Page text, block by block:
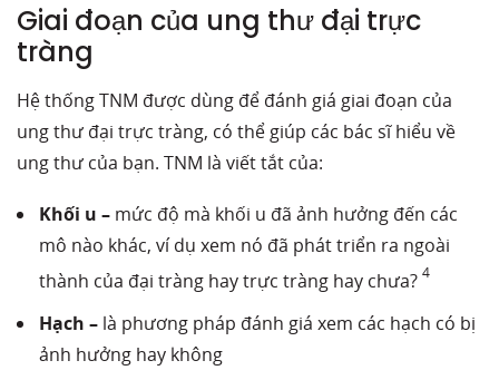
Giai đoạn của ung thư đại trực
tràng
Hệ thống TNM được dùng để đánh giá giai đoạn của
ung thư đại trực tràng, có thể giúp các bác sĩ hiểu về
ung thư của bạn. TNM là viết tắt của:
Khối u – mức độ mà khối u đã ảnh hưởng đến các
mô nào khác, ví dụ xem nó đã phát triển ra ngoài
thành của đại tràng hay trực tràng hay chưa? 4
Hạch – là phương pháp đánh giá xem các hạch có bị
ảnh hưởng hay không